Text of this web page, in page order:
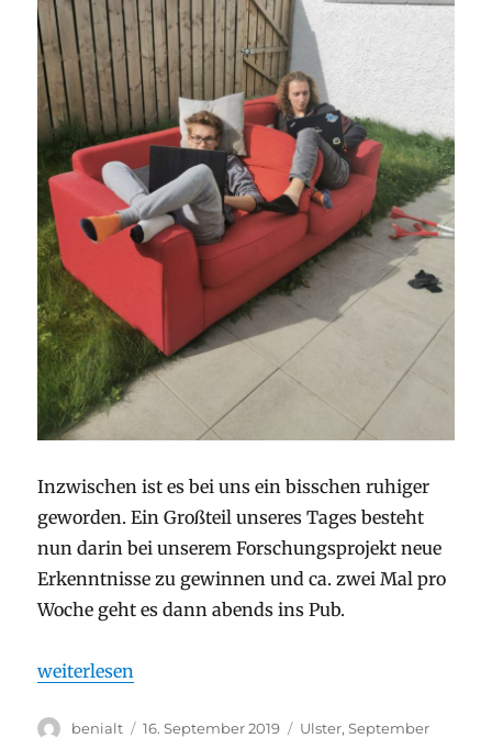
Inzwischen ist es bei uns ein bisschen ruhiger
geworden. Ein Großteil unseres Tages besteht
nun darin bei unserem Forschungsprojekt neue
Erkenntnisse zu gewinnen und ca. zwei Mal pro
Woche geht es dann abends ins Pub.
„Pubs, Pubs und Pubs in Dublin“
weiterlesen
Autor
benialt
Veröffentlicht
16. September 2019 Stay
Ulster, September